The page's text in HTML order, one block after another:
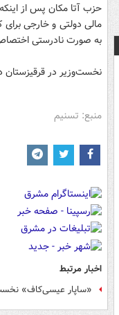
حزب آتا مکان پس از
به صورت نادرستی
نخست‌وزیر در قرقیزستان
منبع: تسنیم
اخبار مرتبط
«ساپار عیسی‌کاف»